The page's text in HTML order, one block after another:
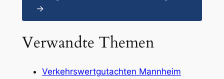
→
Verwandte Themen
Verkehrswertgutachten Mannheim